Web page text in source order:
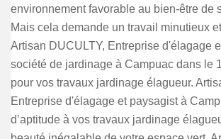
environnement favorable au bien-être de
Mais cela demande un travail minutieux
Artisan DUCULTY, Entreprise d'élagage
société de jardinage à Campuac dans le
pour vos travaux jardinage élagueur.
Entreprise d'élagage et paysagist à
d’aptitude à vos travaux jardinage